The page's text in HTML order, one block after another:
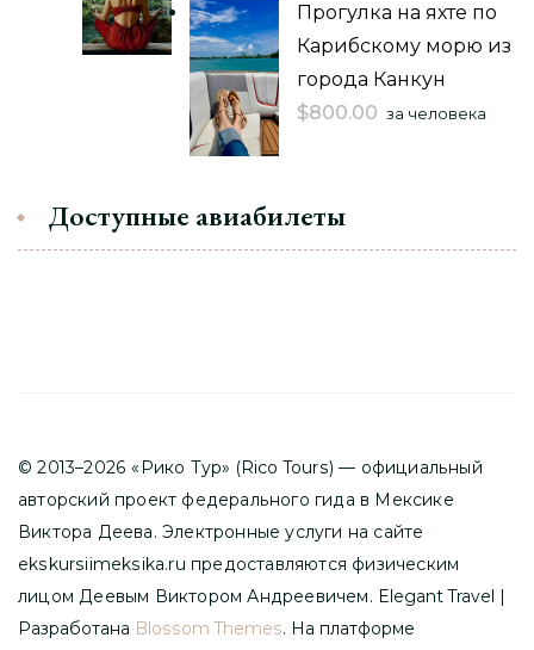
Прогулка на яхте по
Карибскому морю из
города Канкун
$800.00 за человека
Доступные авиабилеты
© 2013–2026 «Рико Тур» (Rico Tours) — официальный
авторский проект федерального гида в Мексике
Виктора Деева. Электронные услуги на сайте
ekskursiimeksika.ru предоставляются физическим
лицом Деевым Виктором Андреевичем. Elegant Travel |
Разработана Blossom Themes. На платформе